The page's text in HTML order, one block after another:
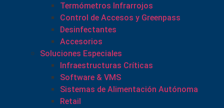
Termómetros Infrarrojos
Control de Accesos y Greenpass
Desinfectantes
Accesorios
Soluciones Especiales
Infraestructuras Críticas
Software & VMS
Sistemas de Alimentación Autónoma
Retail